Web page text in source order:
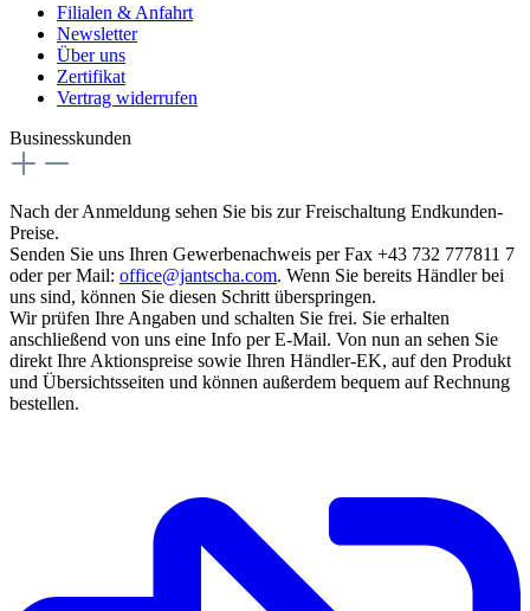
Filialen & Anfahrt
Newsletter
Über uns
Zertifikat
Vertrag widerrufen
Businesskunden
Nach der Anmeldung sehen Sie bis zur Freischaltung Endkunden-
Preise.
Senden Sie uns Ihren Gewerbenachweis per Fax +43 732 777811 7
oder per Mail: office@jantscha.com. Wenn Sie bereits Händler bei
uns sind, können Sie diesen Schritt überspringen.
Wir prüfen Ihre Angaben und schalten Sie frei. Sie erhalten
anschließend von uns eine Info per E-Mail. Von nun an sehen Sie
direkt Ihre Aktionspreise sowie Ihren Händler-EK, auf den Produkt
und Übersichtsseiten und können außerdem bequem auf Rechnung
bestellen.